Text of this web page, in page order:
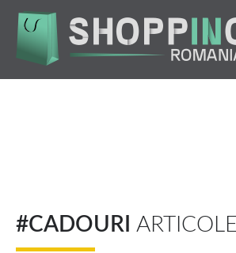
conţinutul
principal
#CADOURI ARTICOLE